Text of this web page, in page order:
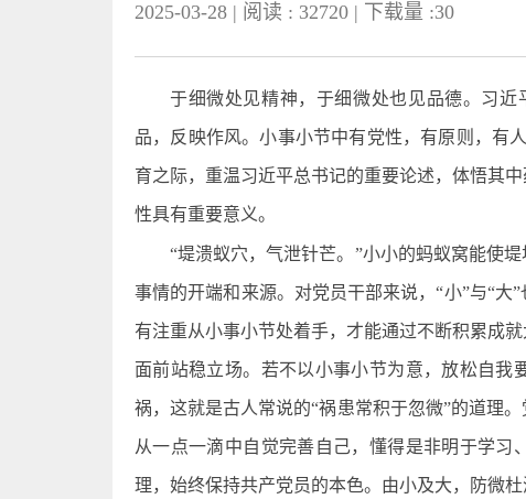
2025-03-28 | 阅读 : 32720 | 下载量 :30
于细微处见精神，于细微处也见品德。习
品，反映作风。小事小节中有党性，有原则，有
育之际，重温习近平总书记的重要论述，体悟其
性具有重要意义。
“堤溃蚁穴，气泄针芒。”小小的蚂蚁窝能使
事情的开端和来源。对党员干部来说，“小”与“
有注重从小事小节处着手，才能通过不断积累成
面前站稳立场。若不以小事小节为意，放松自我
祸，这就是古人常说的“祸患常积于忽微”的道理
从一点一滴中自觉完善自己，懂得是非明于学
理，始终保持共产党员的本色。由小及大，防微